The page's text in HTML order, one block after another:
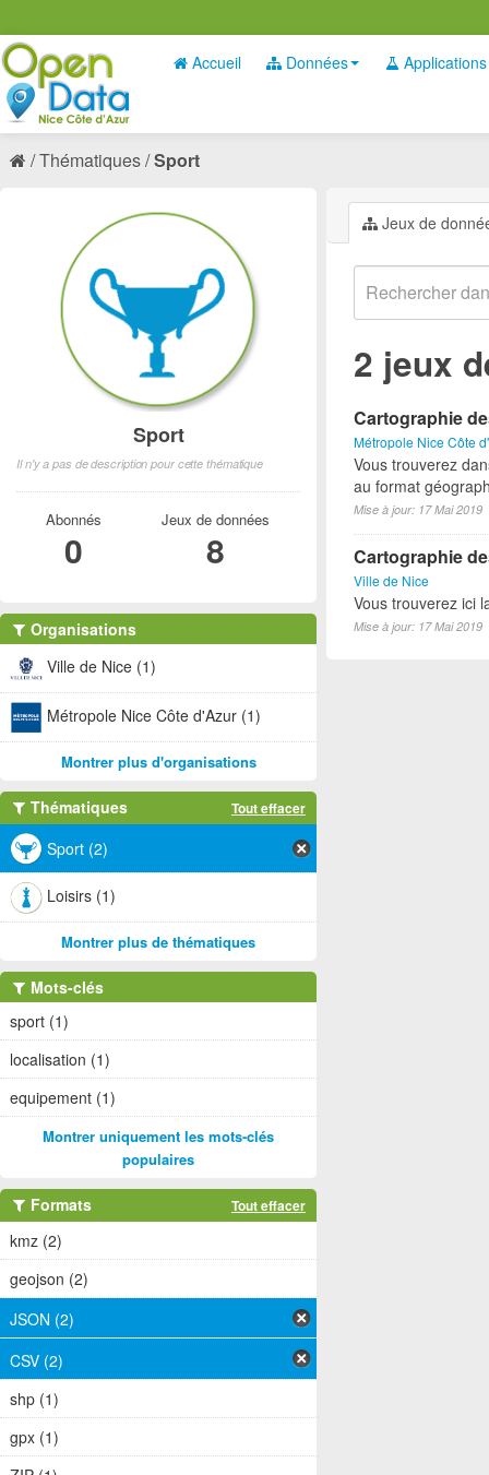
Accueil Données Applications
Thématiques Sport
Jeux de
2 jeux
Cartographie
Métropole Nice Côte
Vous trouverez
au format
Mise à jour: 17 Mai 2019
Cartographie
Ville de Nice
Vous trouverez ici
Mise à jour: 17 Mai 2019
Sport
Il n'y a pas de description pour cette thématique
Abonnés
0
Jeux de données
8
Organisations
Ville de Nice (1)
Métropole Nice Côte d'Azur (1)
Montrer plus d'organisations
Thématiques Tout effacer
Sport (2)
Loisirs (1)
Montrer plus de thématiques
Mots-clés
sport (1)
localisation (1)
equipement (1)
Montrer uniquement les mots-clés
populaires
Formats Tout effacer
kmz (2)
geojson (2)
JSON (2)
CSV (2)
shp (1)
gpx (1)